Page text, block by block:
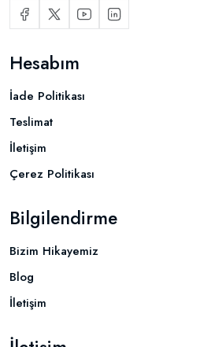
Hesabım
İade Politikası
Teslimat
İletişim
Çerez Politikası
Bilgilendirme
Bizim Hikayemiz
Blog
İletişim